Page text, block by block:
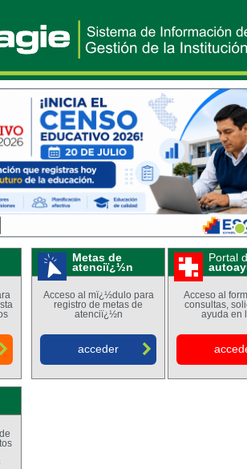
Metas de
atenciï¿½n
Acceso al mï¿½dulo para
registro de metas de
atenciï¿½n
acceder
Portal
Acceso al
consultas,
ayuda en